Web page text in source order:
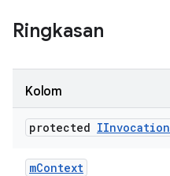
Ringkasan
Kolom
protected IInvocation
mContext